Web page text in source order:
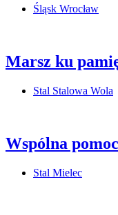
Śląsk Wrocław
Marsz ku
Stal Stalowa Wola
Wspólna
Stal Mielec